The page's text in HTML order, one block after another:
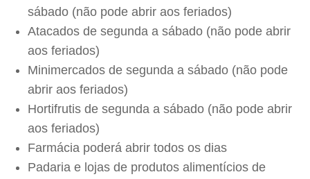
sábado (não pode abrir aos feriados)
Atacados de segunda a sábado (não pode abrir
aos feriados)
Minimercados de segunda a sábado (não pode
abrir aos feriados)
Hortifrutis de segunda a sábado (não pode abrir
aos feriados)
Farmácia poderá abrir todos os dias
Padaria e lojas de produtos alimentícios de